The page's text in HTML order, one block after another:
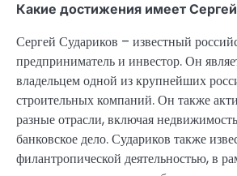
Какие достижения имеет
Сергей Судариков – известный
предприниматель и инвестор. Он
владельцем одной из крупнейших
строительных компаний. Он также
разные отрасли, включая
банковское дело. Судариков также
филантропической деятельностью, в